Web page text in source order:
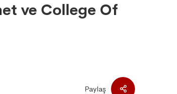
ve College Of
Paylaş